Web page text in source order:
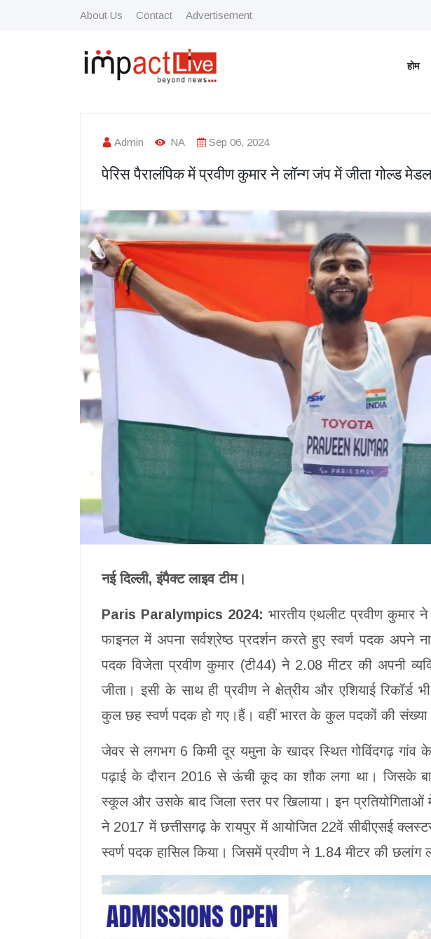
About Us Contact Advertisement
होम
Admin NA Sep 06, 2024
पेरिस पैरालंपिक में प्रवीण कुमार ने लॉन्ग जंप में जीता गोल्ड
नई दिल्ली, इंपैक्ट लाइव टीम।
Paris Paralympics 2024: भारतीय एथलीट प्रवीण
फाइनल में अपना सर्वश्रेष्ठ प्रदर्शन करते हुए स्वर्ण पदक अपने
पदक विजेता प्रवीण कुमार (टी44) ने 2.08 मीटर की अपनी
जीता। इसी के साथ ही प्रवीण ने क्षेत्रीय और एशियाई रिकॉर्ड
कुल छह स्वर्ण पदक हो गए।हैं। वहीं भारत के कुल पदकों की संख्या
जेवर से लगभग 6 किमी दूर यमुना के खादर स्थित गोविंदगढ़ गांव
पढ़ाई के दौरान 2016 से ऊंची कूद का शौक लगा था। जिसके
स्कूल और उसके बाद जिला स्तर पर खिलाया। इन प्रतियोगिताओं
ने 2017 में छत्तीसगढ़ के रायपुर में आयोजित 22वें सीबीएसई
स्वर्ण पदक हासिल किया। जिसमें प्रवीण ने 1.84 मीटर की छलांग